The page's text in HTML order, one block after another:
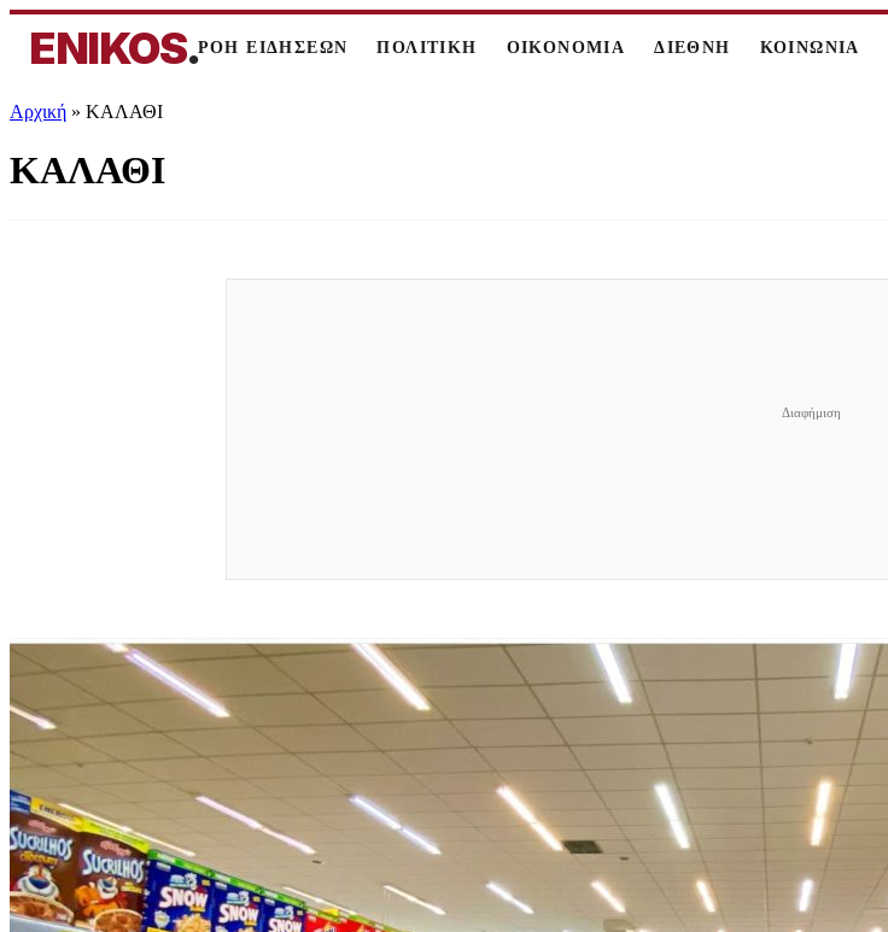
ENIKOS.ΡΟΗ ΕΙΔΗΣΕΩΝ ΠΟΛΙΤΙΚΗ ΟΙΚΟΝΟΜΙΑ ΔΙΕΘΝΗ ΚΟΙΝΩΝΙΑ
Αρχική » ΚΑΛΑΘΙ
ΚΑΛΑΘΙ